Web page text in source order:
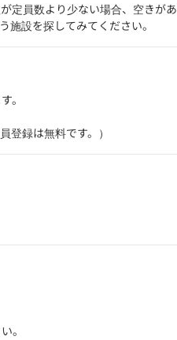
員数より少ない場合、空きがあ
施設を探してみてください。
。
登録は無料です。）
。